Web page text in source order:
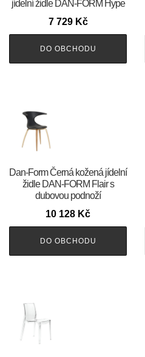
jídelní židle DAN-FORM Hype
7 729 Kč
DO OBCHODU
​​​​​Dan-Form Černá kožená jídelní
židle DAN-FORM Flair s
dubovou podnoží
10 128 Kč
DO OBCHODU